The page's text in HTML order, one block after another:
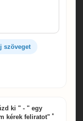
szöveget
ki " - " egy
kérek feliratot" *